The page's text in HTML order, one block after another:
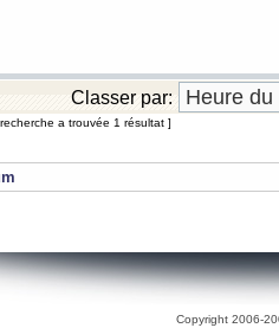
Classer par:
a trouvée 1 résultat ]
Copyright 2006-